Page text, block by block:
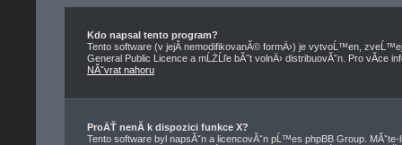
Kdo napsal tento program?
Tento software (v jejĂ­ nemodifikovanĂ© formÄ›) je vytvoĹ™en,
General Public Licence a mĹŻĹľe bĂ˝t volnÄ› distribuovĂˇn. Pro vĂ­ce
NĂˇvrat nahoru
ProÄŤ nenĂ­ k dispozici funkce X?
Tento software byl napsĂˇn a licencovĂˇn pĹ™es phpBB Group.